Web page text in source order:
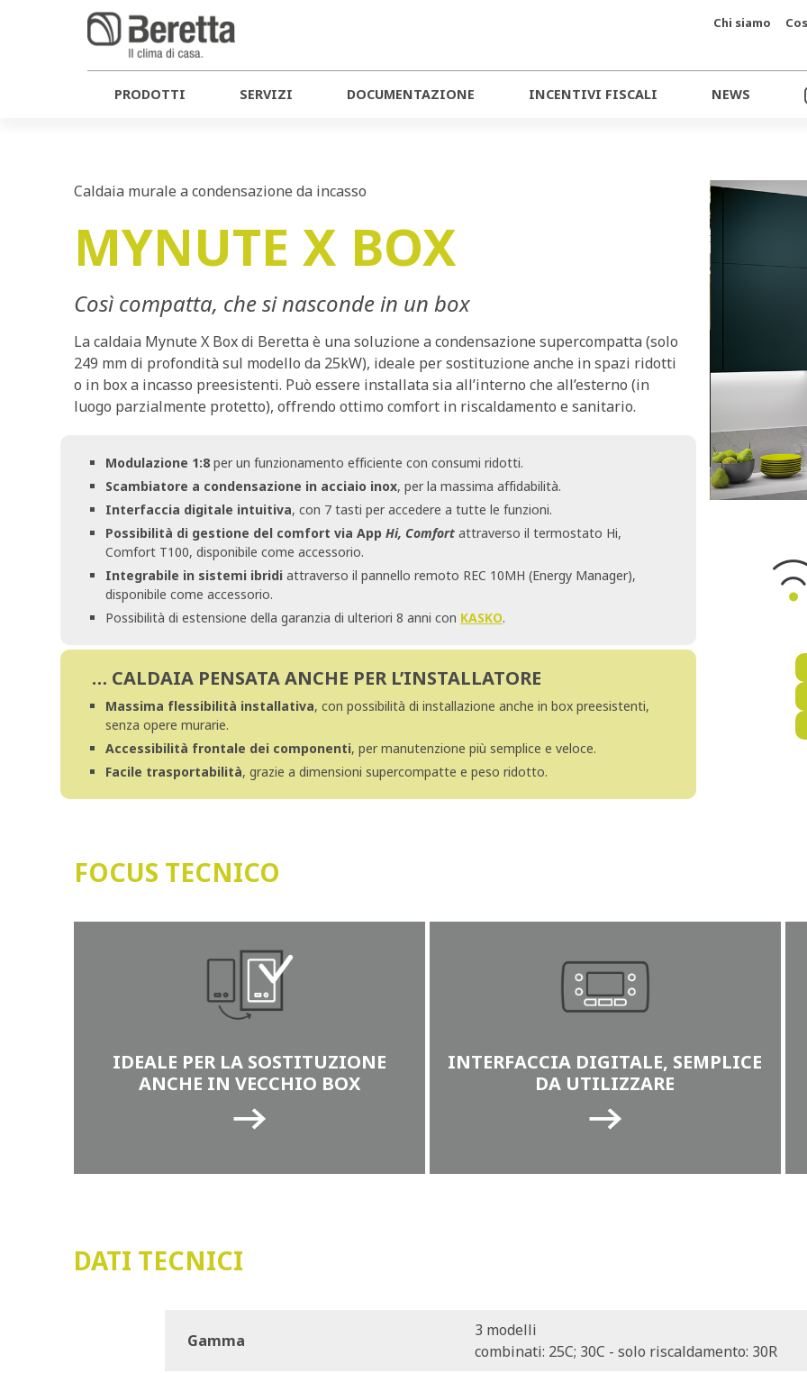
PRODOTTI SERVIZI DOCUMENTAZIONE INCENTIVI FISCALI NEWS
Chi siamo
Caldaia murale a condensazione da incasso
MYNUTE X BOX
Così compatta, che si nasconde in un box
La caldaia Mynute X Box di Beretta è una soluzione a condensazione supercompatta (solo
249 mm di profondità sul modello da 25kW), ideale per sostituzione anche in spazi ridotti
o in box a incasso preesistenti. Può essere installata sia all’interno che all’esterno (in
luogo parzialmente protetto), offrendo ottimo comfort in riscaldamento e sanitario.
Modulazione 1:8 per un funzionamento efficiente con consumi ridotti.
Scambiatore a condensazione in acciaio inox, per la massima affidabilità.
Interfaccia digitale intuitiva, con 7 tasti per accedere a tutte le funzioni.
Possibilità di gestione del comfort via AppHi, Comfort attraverso il termostato Hi,
Comfort T100, disponibile come accessorio.
Integrabile in sistemi ibridi attraverso il pannello remoto REC 10MH (Energy Manager),
disponibile come accessorio.
Possibilità di estensione della garanzia di ulteriori 8 anni con KASKO.
… CALDAIA PENSATA ANCHE PER L’INSTALLATORE
Massima flessibilità installativa, con possibilità di installazione anche in box preesistenti,
senza opere murarie.
Accessibilità frontale dei componenti, per manutenzione più semplice e veloce.
Facile trasportabilità, grazie a dimensioni supercompatte e peso ridotto.
FOCUS TECNICO
IDEALE PER LA SOSTITUZIONE
ANCHE IN VECCHIO BOX
INTERFACCIA DIGITALE, SEMPLICE
DA UTILIZZARE
DATI TECNICI
Gamma
3 modelli
combinati: 25C; 30C - solo riscaldamento: 30R